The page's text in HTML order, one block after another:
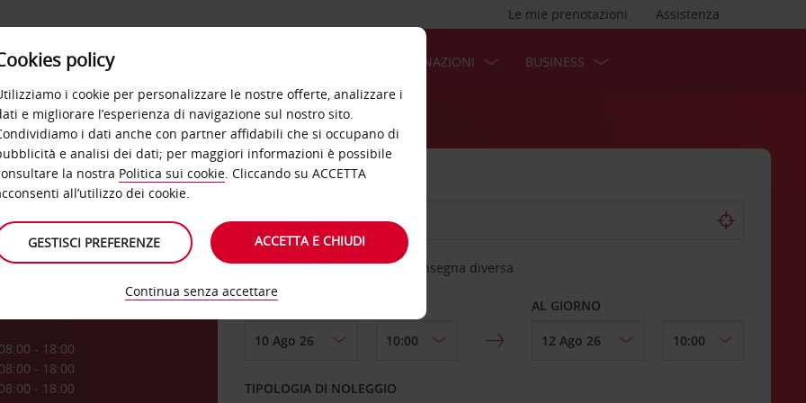
Assistenza
Le mie prenotazioni
OFFERTE DESTINAZIONI BUSINESS
08:00 - 18:00
08:00 - 18:00
08:00 - 18:00
Scegli una località di riconsegna diversa
DAL GIORNO AL GIORNO
TIPOLOGIA DI NOLEGGIO
policy
i cookie per personalizzare le nostre offerte, analizzare i
e migliorare l’esperienza di navigazione sul nostro sito.
i dati anche con partner affidabili che si occupano di
e analisi dei dati; per maggiori informazioni è possibile
la nostra Politica sui cookie. Cliccando su ACCETTA
all’utilizzo dei cookie.
GESTISCI PREFERENZE ACCETTA E CHIUDI
Continua senza accettare